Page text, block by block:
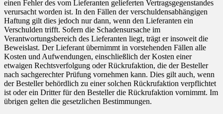
einen Fehler des vom Lieferanten gelieferten Vertragsgegenstandes
verursacht worden ist. In den Fällen der verschuldensabhängigen
Haftung gilt dies jedoch nur dann, wenn den Lieferanten ein
Verschulden trifft. Sofern die Schadensursache im
Verantwortungsbereich des Lieferanten liegt, trägt er insoweit die
Beweislast. Der Lieferant übernimmt in vorstehenden Fällen alle
Kosten und Aufwendungen, einschließlich der Kosten einer
etwaigen Rechtsverfolgung oder Rückrufaktion, die der Besteller
nach sachgerechter Prüfung vornehmen kann. Dies gilt auch, wenn
der Besteller behördlich zu einer solchen Rückrufaktion verpflichtet
ist oder ein Dritter für den Besteller die Rückrufaktion vornimmt. Im
übrigen gelten die gesetzlichen Bestimmungen.